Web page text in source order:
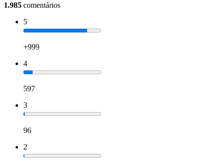
1.985 comentários
5
+999
4
597
3
96
2